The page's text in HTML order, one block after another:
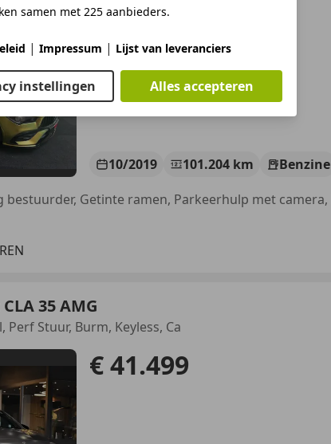
10/2019 101.204 km Benzine
35 AMG
Perf Stuur, Burm, Keyless, Ca
€ 41.499
samen met 225 aanbieders.
| Impressum | Lijst van leveranciers
instellingen Alles accepteren